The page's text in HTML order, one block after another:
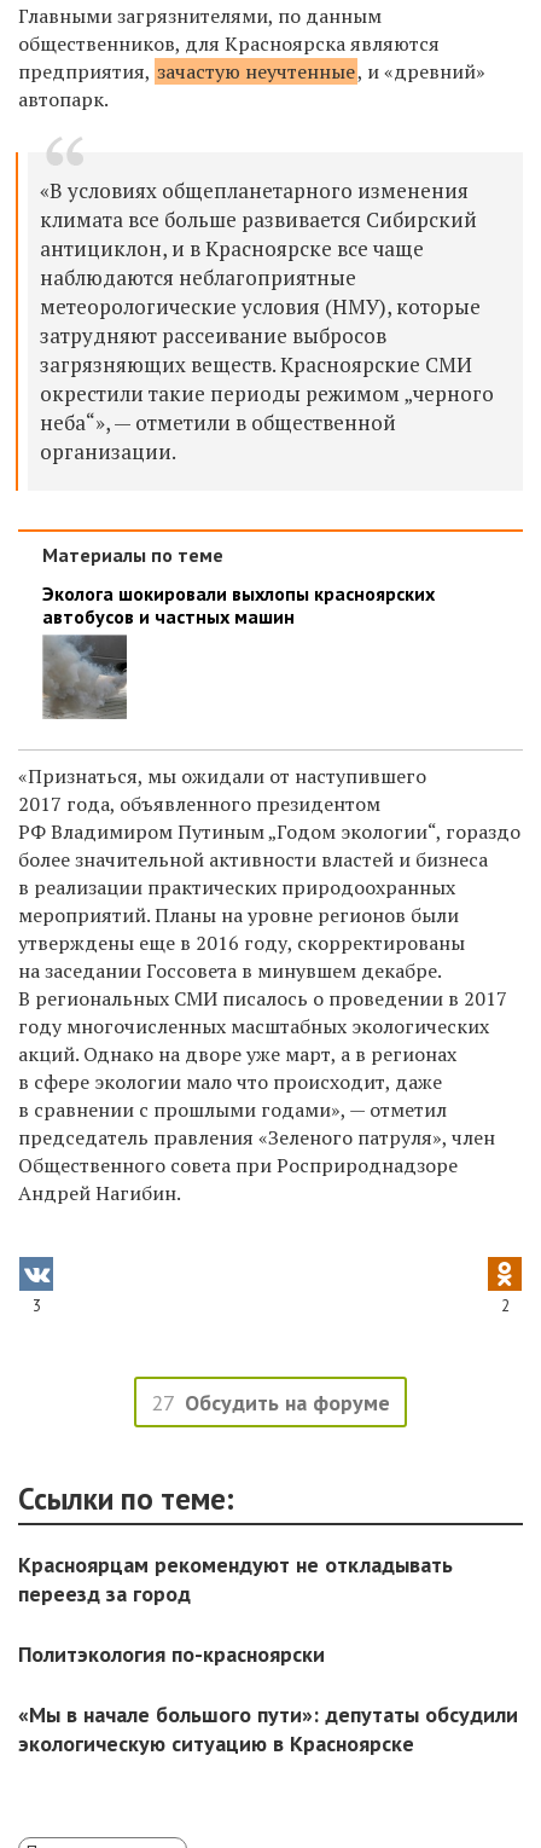
Главными загрязнителями, по данным
общественников, для Красноярска являются
предприятия, зачастую неучтенные, и «древний»
автопарк.
«В условиях общепланетарного изменения
климата все больше развивается Сибирский
антициклон, и в Красноярске все чаще
наблюдаются неблагоприятные
метеорологические условия (НМУ), которые
затрудняют рассеивание выбросов
загрязняющих веществ. Красноярские СМИ
окрестили такие периоды режимом „черного
неба“», — отметили в общественной
организации.
Материалы по теме
Эколога шокировали выхлопы красноярских
автобусов и частных машин
«Признаться, мы ожидали от наступившего
2017 года, объявленного президентом
РФ Владимиром Путиным „Годом экологии“, гораздо
более значительной активности властей и бизнеса
в реализации практических природоохранных
мероприятий. Планы на уровне регионов были
утверждены еще в 2016 году, скорректированы
на заседании Госсовета в минувшем декабре.
В региональных СМИ писалось о проведении в 2017
году многочисленных масштабных экологических
акций. Однако на дворе уже март, а в регионах
в сфере экологии мало что происходит, даже
в сравнении с прошлыми годами», — отметил
председатель правления «Зеленого патруля», член
Общественного совета при Росприроднадзоре
Андрей Нагибин.
3 2
27 Обсудить на форуме
Ссылки по теме:
Красноярцам рекомендуют не откладывать
переезд за город
Политэкология по-красноярски
«Мы в начале большого пути»: депутаты обсудили
экологическую ситуацию в Красноярске